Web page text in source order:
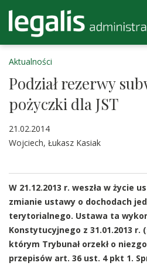
Aktualności
Podział rezerwy
pożyczki dla JST
21.02.2014
Wojciech, Łukasz Kasiak
W 21.12.2013 r. weszła w życie
zmianie ustawy o dochodach
terytorialnego. Ustawa ta
Konstytucyjnego z 31.01.2013 r.
którym Trybunał orzekł o
przepisów art. 36 ust. 4 pkt 1.